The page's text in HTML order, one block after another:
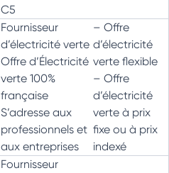
C5
Fournisseur
d’électricité verte
Offre d’Électricité
verte 100%
française
S’adresse aux
professionnels et
aux entreprises
– Offre
d’électricité
verte flexible
– Offre
d’électricité
verte à prix
fixe ou à prix
indexé
Fournisseur